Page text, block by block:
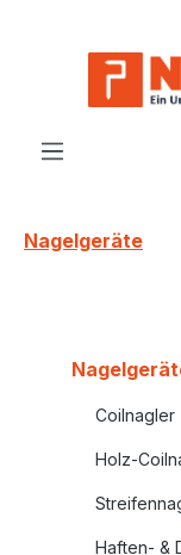
Nagelgeräte
Coilnagler
Holz-
Haften- &